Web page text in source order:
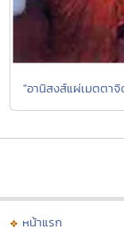
"อานิสงส์แผ่เมตตา
หน้าแรก